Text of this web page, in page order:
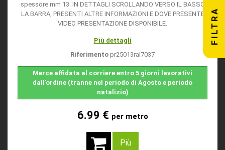
FILTRA
spessore mm 13. IN DETTAGLI SCROLLANDO VERSO IL BASSO
LA BARRA, PRESENTI ALTRE INFORMAZIONI E DOVE PRESENTE
VIDEO PRESENTAZIONE DISPONIBILE.
Più dettagli
Riferimento pr25013ral7037
Merce affidata al corriere entro 5 giorni lavorativi
dall'ordine (tranne nel periodo di Agosto e periodo
natalizio)
6.99 € per metro
Più